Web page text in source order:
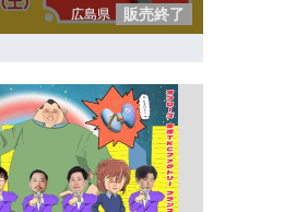
広島県 販売終了